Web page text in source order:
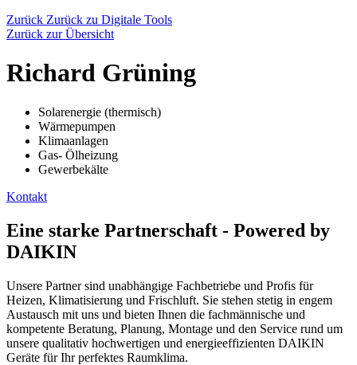
Zurück Zurück zu Digitale Tools
Zurück zur Übersicht
Richard Grüning
Solarenergie (thermisch)
Wärmepumpen
Klimaanlagen
Gas- Ölheizung
Gewerbekälte
Kontakt
Eine starke Partnerschaft - Powered by
DAIKIN
Unsere Partner sind unabhängige Fachbetriebe und Profis für
Heizen, Klimatisierung und Frischluft. Sie stehen stetig in engem
Austausch mit uns und bieten Ihnen die fachmännische und
kompetente Beratung, Planung, Montage und den Service rund um
unsere qualitativ hochwertigen und energieeffizienten DAIKIN
Geräte für Ihr perfektes Raumklima.